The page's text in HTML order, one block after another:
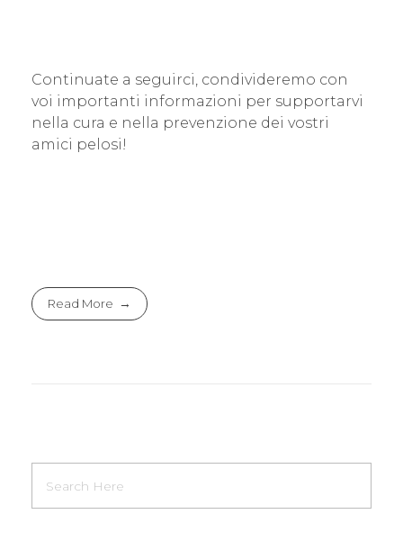
Continuate a seguirci, condivideremo con
voi importanti informazioni per supportarvi
nella cura e nella prevenzione dei vostri
amici pelosi!
Read More